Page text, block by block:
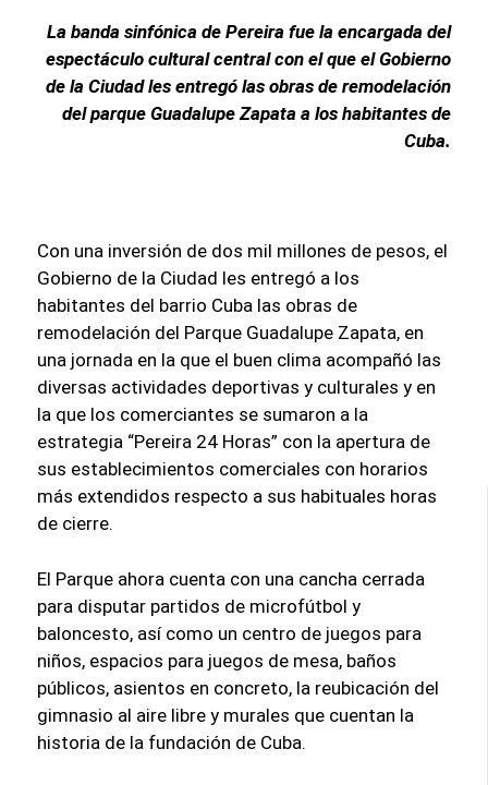
La banda sinfónica de Pereira fue la encargada del
espectáculo cultural central con el que el Gobierno
de la Ciudad les entregó las obras de remodelación
del parque Guadalupe Zapata a los habitantes de
Cuba.
Con una inversión de dos mil millones de pesos, el
Gobierno de la Ciudad les entregó a los
habitantes del barrio Cuba las obras de
remodelación del Parque Guadalupe Zapata, en
una jornada en la que el buen clima acompañó las
diversas actividades deportivas y culturales y en
la que los comerciantes se sumaron a la
estrategia “Pereira 24 Horas” con la apertura de
sus establecimientos comerciales con horarios
más extendidos respecto a sus habituales horas
de cierre.
El Parque ahora cuenta con una cancha cerrada
para disputar partidos de microfútbol y
baloncesto, así como un centro de juegos para
niños, espacios para juegos de mesa, baños
públicos, asientos en concreto, la reubicación del
gimnasio al aire libre y murales que cuentan la
historia de la fundación de Cuba.